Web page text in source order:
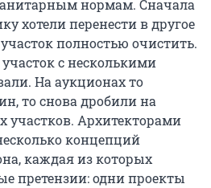
нормам. Сначала
хотели перенести в другое
полностью очистить.
с несколькими
На аукционах то
то снова дробили на
участков. Архитекторами
концепций
каждая из которых
претензии: одни проекты